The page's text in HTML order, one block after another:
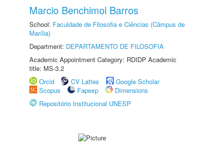
Marcio Benchimol Barros
School: Faculdade de Filosofia e Ciências (Câmpus de
Marília)
Department: DEPARTAMENTO DE FILOSOFIA
Academic Appointment Category: RDIDP Academic
title: MS-3.2
Orcid
CV Lattes
Google Scholar
Scopus
Fapesp
Dimensions
Repositório Institucional UNESP